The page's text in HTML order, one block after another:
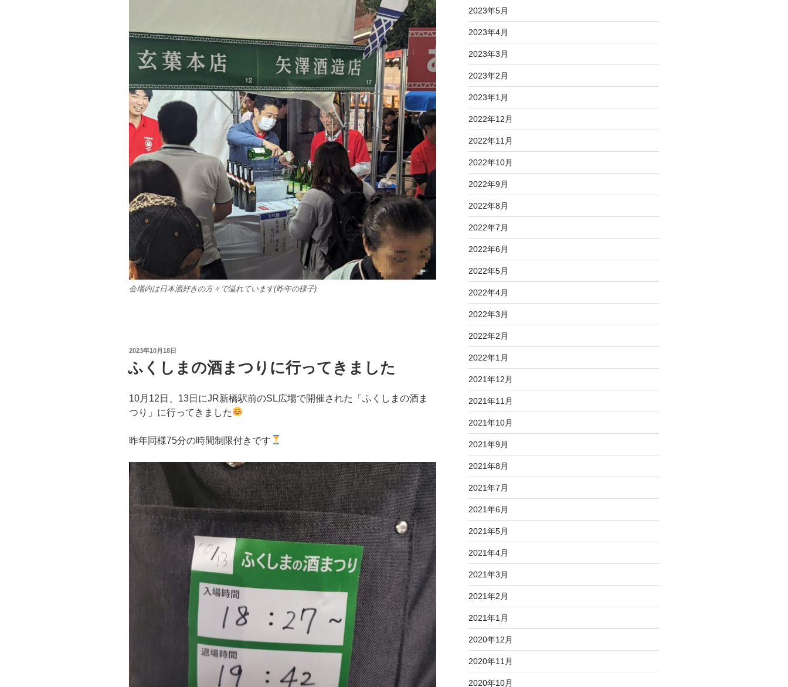
会場内は日本酒好きの方々で溢れています(昨年の様子)
投
日:
2023年10月18日
ふくしまの酒まつりに行ってきました
10月12日、13日にJR新橋駅前のSL広場で開催された「ふくしまの酒ま
つり」に行ってきました
昨年同様75分の時間制限付きです
2023年5月
2023年4月
2023年3月
2023年2月
2023年1月
2022年12月
2022年11月
2022年10月
2022年9月
2022年8月
2022年7月
2022年6月
2022年5月
2022年4月
2022年3月
2022年2月
2022年1月
2021年12月
2021年11月
2021年10月
2021年9月
2021年8月
2021年7月
2021年6月
2021年5月
2021年4月
2021年3月
2021年2月
2021年1月
2020年12月
2020年11月
2020年10月